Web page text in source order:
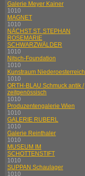
Galerie Meyer Kainer
1010
MAGNET
1010
NÄCHST ST. STEPHAN
ROSEMARIE
SCHWARZWÄLDER
1010
Nitsch-Foundation
1010
Kunstraum Niederoesterreich
1010
ORTH-BLAU Schmuck antik /
zeitgenössisch
1010
Produzentengalerie Wien
1010
GALERIE RUBERL
1010
Galerie Reinthaler
1010
MUSEUM IM
SCHOTTENSTIFT
1010
SUPPAN Schaulager
1010